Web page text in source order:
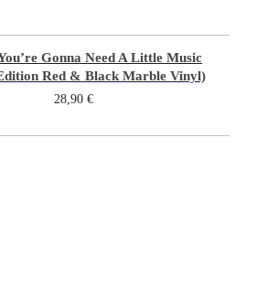
Gonna Need A Little Music
Red & Black Marble Vinyl)
28,90 €